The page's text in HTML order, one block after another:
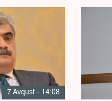
7 Avqust - 14:08